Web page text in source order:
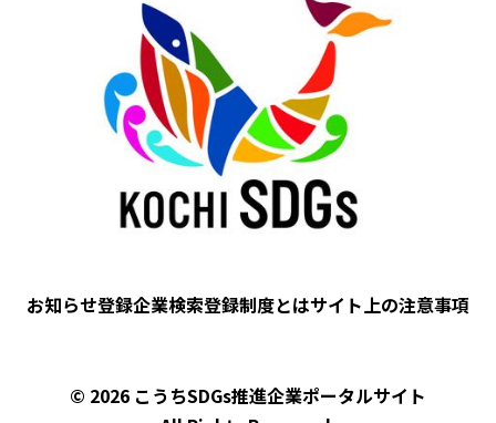
お知らせ登録企業検索登録制度とはサイト上の注意事項
© 2026 こうちSDGs推進企業ポータルサイト